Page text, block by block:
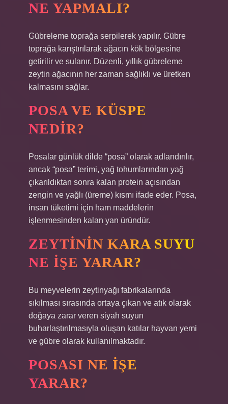
NE YAPMALI?
Gübreleme toprağa serpilerek yapılır. Gübre
toprağa karıştırılarak ağacın kök bölgesine
getirilir ve sulanır. Düzenli, yıllık gübreleme
zeytin ağacının her zaman sağlıklı ve üretken
kalmasını sağlar.
POSA VE KÜSPE
NEDIR?
Posalar günlük dilde “posa” olarak adlandırılır,
ancak “posa” terimi, yağ tohumlarından yağ
çıkarıldıktan sonra kalan protein açısından
zengin ve yağlı (üreme) kısmı ifade eder. Posa,
insan tüketimi için ham maddelerin
işlenmesinden kalan yan üründür.
ZEYTININ KARA SUYU
NE IŞE YARAR?
Bu meyvelerin zeytinyağı fabrikalarında
sıkılması sırasında ortaya çıkan ve atık olarak
doğaya zarar veren siyah suyun
buharlaştırılmasıyla oluşan katılar hayvan yemi
ve gübre olarak kullanılmaktadır.
POSASI NE IŞE
YARAR?